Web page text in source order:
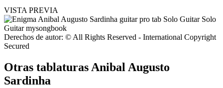
VISTA PREVIA
Derechos de autor: © All Rights Reserved - International Copyright
Secured
Otras tablaturas Anibal Augusto
Sardinha